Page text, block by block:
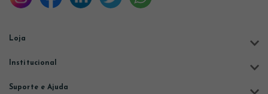
Loja
Institucional
Suporte e Ajuda